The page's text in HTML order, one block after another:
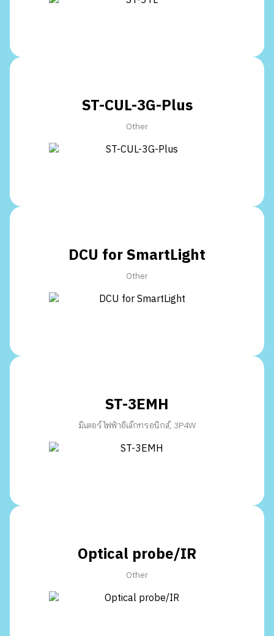
ST-CUL-3G-Plus
Other
DCU for SmartLight
Other
ST-3EMH
มิเตอร์ไฟฟ้าอิเล็กทรอนิกส์, 3P4W
Optical probe/IR
Other